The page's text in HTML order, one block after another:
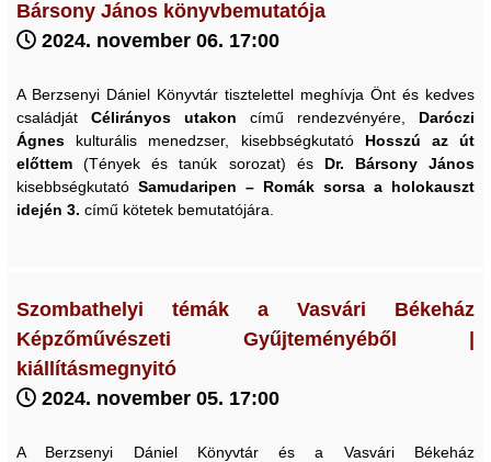
Bársony János könyvbemutatója
2024. november 06. 17:00
A Berzsenyi Dániel Könyvtár tisztelettel meghívja Önt és kedves
családját Célirányos utakon című rendezvényére, Daróczi
Ágnes kulturális menedzser, kisebbségkutató Hosszú az út
előttem (Tények és tanúk sorozat) és Dr. Bársony János
kisebbségkutató Samudaripen – Romák sorsa a holokauszt
idején 3. című kötetek bemutatójára.
Szombathelyi témák a Vasvári Békeház
Képzőművészeti Gyűjteményéből |
kiállításmegnyitó
2024. november 05. 17:00
A Berzsenyi Dániel Könyvtár és a Vasvári Békeház